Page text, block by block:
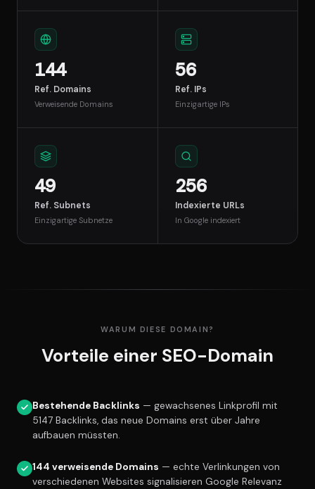
144
Ref. Domains
Verweisende Domains
56
Ref. IPs
Einzigartige IPs
49
Ref. Subnets
Einzigartige Subnetze
256
Indexierte URLs
In Google indexiert
WARUM DIESE DOMAIN?
Vorteile einer SEO-Domain
Bestehende Backlinks — gewachsenes Linkprofil mit
5147 Backlinks, das neue Domains erst über Jahre
aufbauen müssten.
144 verweisende Domains — echte Verlinkungen von
verschiedenen Websites signalisieren Google Relevanz